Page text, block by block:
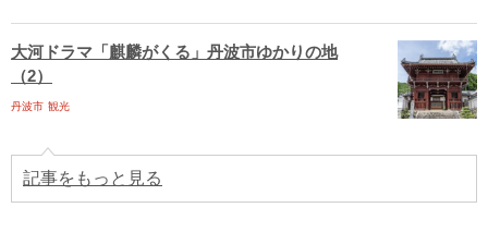
大河ドラマ「麒麟がくる」丹波市ゆかりの地
（2）
丹波市 観光
記事をもっと見る